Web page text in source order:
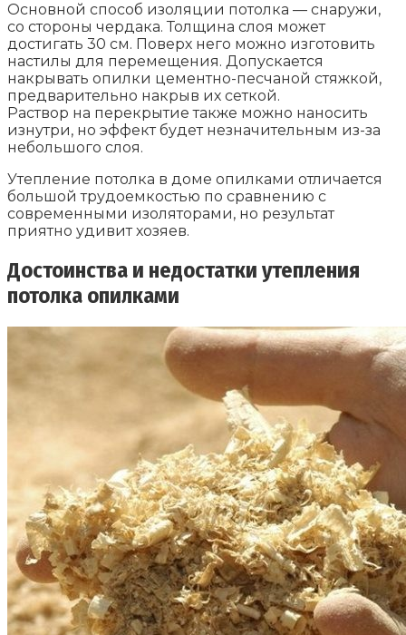
Основной способ изоляции потолка — снаружи,
со стороны чердака. Толщина слоя может
достигать 30 см. Поверх него можно изготовить
настилы для перемещения. Допускается
накрывать опилки цементно-песчаной стяжкой,
предварительно накрыв их сеткой.
Раствор на перекрытие также можно наносить
изнутри, но эффект будет незначительным из-за
небольшого слоя.
Утепление потолка в доме опилками отличается
большой трудоемкостью по сравнению с
современными изоляторами, но результат
приятно удивит хозяев.
Достоинства и недостатки утепления
потолка опилками